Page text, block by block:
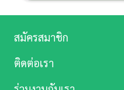
สมัครสมาชิก
ติดต่อเรา